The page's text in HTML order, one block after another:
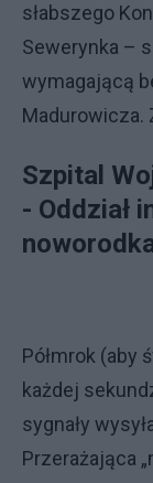
słabszego
Sewerynka –
wymagającą
Madurowicza.
Szpital
- Oddział
Półmrok (aby
każdej
sygnały
Przerażająca